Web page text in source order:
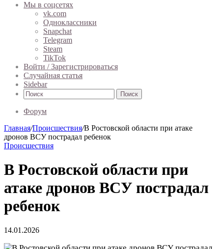
Мы в соцсетях
vk.com
Одноклассники
Snapchat
Telegram
Steam
TikTok
Войти / Зарегистрироваться
Случайная статья
Sidebar
Поиск
Форум
Главная/Происшествия/В Ростовской области при атаке
дронов ВСУ пострадал ребенок
Происшествия
В Ростовской области при
атаке дронов ВСУ пострадал
ребенок
14.01.2026